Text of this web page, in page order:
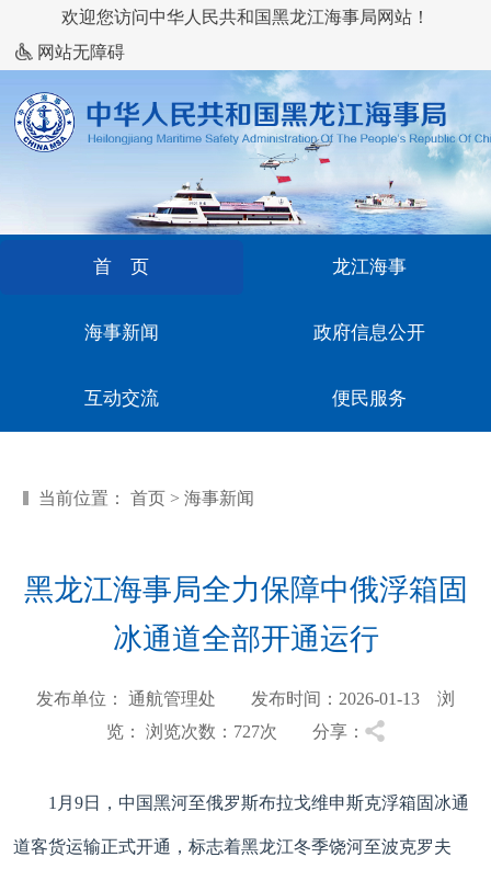
欢迎您访问中华人民共和国黑龙江海事局网站！
网站无障碍
首 页 龙江海事
海事新闻 政府信息公开
互动交流 便民服务
当前位置： 首页 > 海事新闻
黑龙江海事局全力保障中俄浮箱固
冰通道全部开通运行
发布单位： 通航管理处 发布时间：2026-01-13 浏
览： 浏览次数：727次 分享：
1月9日，中国黑河至俄罗斯布拉戈维申斯克浮箱固冰通
道客货运输正式开通，标志着黑龙江冬季饶河至波克罗夫